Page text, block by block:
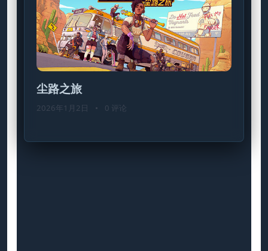
尘路之旅
2026年1月2日 • 0 评论